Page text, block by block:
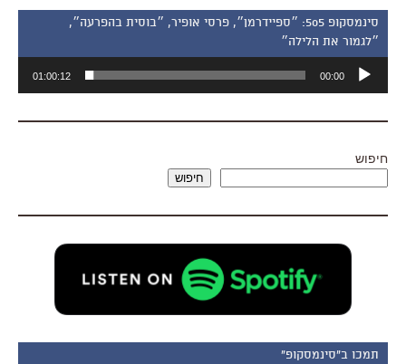
סינמסקופ 505: ״ספיידרמן״, פרסי אופיר, ״בוסית בהפרעה״,
״לגמור את הלילה״
אודיו
00:00
01:00:12
חיפוש
חיפוש
תמכו ב"סינמסקופ"